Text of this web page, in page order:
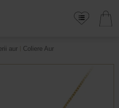
aur Coliere Aur